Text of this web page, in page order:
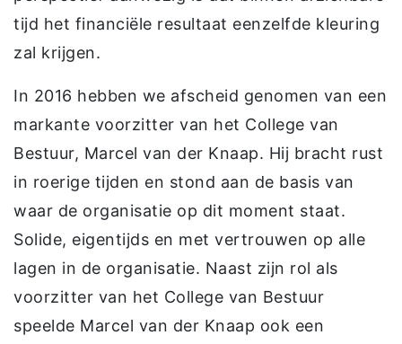
tijd het financiële resultaat eenzelfde kleuring
zal krijgen.
In 2016 hebben we afscheid genomen van een
markante voorzitter van het College van
Bestuur, Marcel van der Knaap. Hij bracht rust
in roerige tijden en stond aan de basis van
waar de organisatie op dit moment staat.
Solide, eigentijds en met vertrouwen op alle
lagen in de organisatie. Naast zijn rol als
voorzitter van het College van Bestuur
speelde Marcel van der Knaap ook een